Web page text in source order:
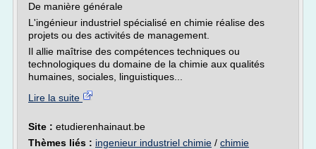
De manière générale
L'ingénieur industriel spécialisé en chimie réalise des
projets ou des activités de management.
Il allie maîtrise des compétences techniques ou
technologiques du domaine de la chimie aux qualités
humaines, sociales, linguistiques...
Lire la suite
Site : etudierenhainaut.be
Thèmes liés : ingenieur industriel chimie / chimie